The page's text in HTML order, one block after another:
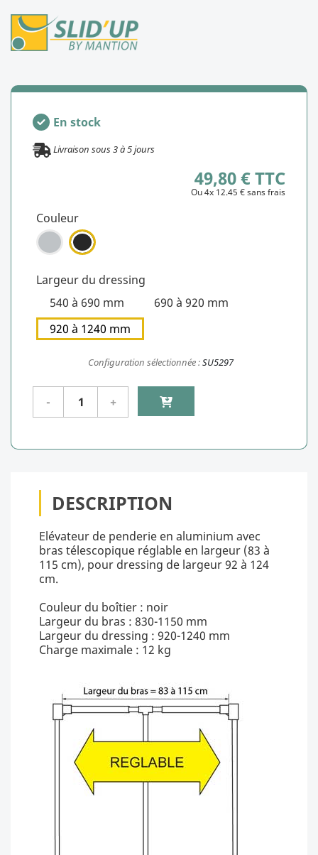
En stock
Livraison sous3à5jours
49,80 € TTC
Ou 4x 12.45 € sans frais
Couleur
Largeur du dressing
540 à 690 mm
690 à 920 mm
920 à 1240 mm
Configuration sélectionnée :SU5297
DESCRIPTION
Elévateur de penderie en aluminium avec
bras télescopique réglable en largeur (83 à
115 cm), pour dressing de largeur 92 à 124
cm.
Couleur du boîtier : noir
Largeur du bras : 830-1150 mm
Largeur du dressing : 920-1240 mm
Charge maximale : 12 kg